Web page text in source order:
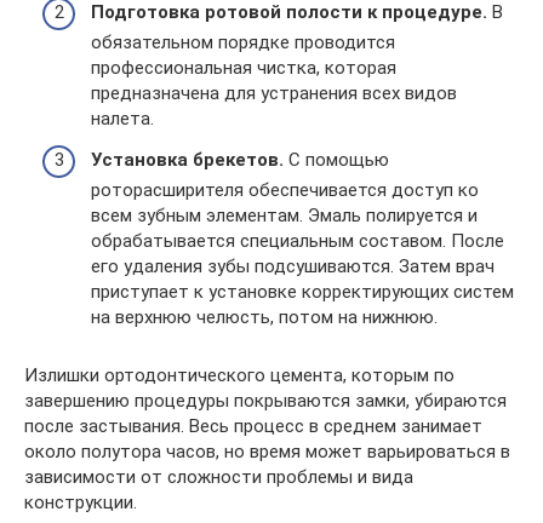
Подготовка ротовой полости к процедуре. В
обязательном порядке проводится
профессиональная чистка, которая
предназначена для устранения всех видов
налета.
Установка брекетов. С помощью
роторасширителя обеспечивается доступ ко
всем зубным элементам. Эмаль полируется и
обрабатывается специальным составом. После
его удаления зубы подсушиваются. Затем врач
приступает к установке корректирующих систем
на верхнюю челюсть, потом на нижнюю.
Излишки ортодонтического цемента, которым по
завершению процедуры покрываются замки, убираются
после застывания. Весь процесс в среднем занимает
около полутора часов, но время может варьироваться в
зависимости от сложности проблемы и вида
конструкции.